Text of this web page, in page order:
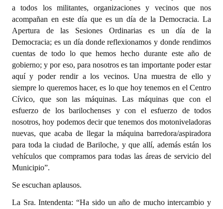
a todos los militantes, organizaciones y vecinos que nos
acompañan en este día que es un día de la Democracia. La
Apertura de las Sesiones Ordinarias es un día de la
Democracia; es un día donde reflexionamos y donde rendimos
cuentas de todo lo que hemos hecho durante este año de
gobierno; y por eso, para nosotros es tan importante poder estar
aquí y poder rendir a los vecinos. Una muestra de ello y
siempre lo queremos hacer, es lo que hoy tenemos en el Centro
Cívico, que son las máquinas. Las máquinas que con el
esfuerzo de los barilochenses y con el esfuerzo de todos
nosotros, hoy podemos decir que tenemos dos motoniveladoras
nuevas, que acaba de llegar la máquina barredora/aspiradora
para toda la ciudad de Bariloche, y que allí, además están los
vehículos que compramos para todas las áreas de servicio del
Municipio”.
Se escuchan aplausos.
La Sra. Intendenta: “Ha sido un año de mucho intercambio y